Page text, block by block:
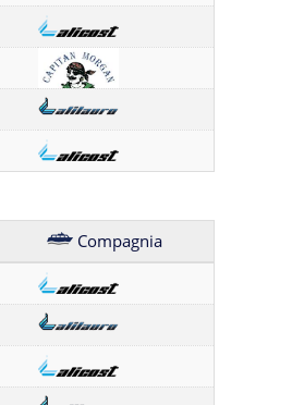
Compagnia